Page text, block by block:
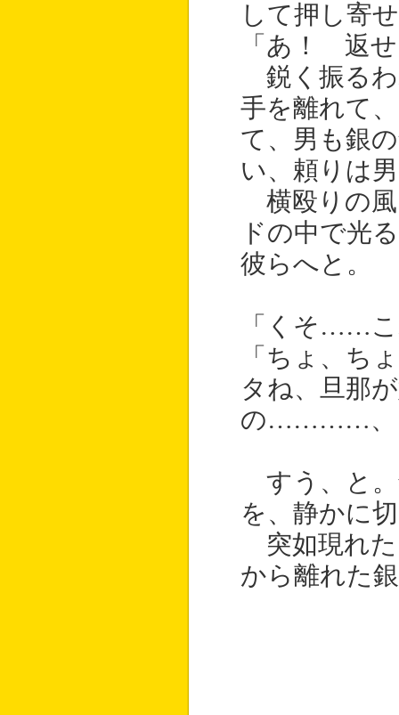
して押し寄
「あ！ 返
鋭く振るわ
手を離れて
て、男も銀
い、頼りは
横殴りの風
ドの中で光
彼らへと。
「くそ……
「ちょ、ち
タね、旦那
の…………、
すう、と。
を、静かに
突如現れた
から離れた